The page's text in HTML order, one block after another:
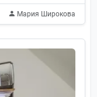
Мария Широкова